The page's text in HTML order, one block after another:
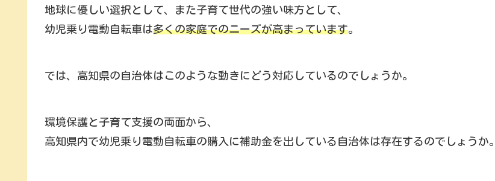
地球に優しい選択として、また子育て世代の強い味方として、
幼児乗り電動自転車は多くの家庭でのニーズが高まっています。
では、高知県の自治体はこのような動きにどう対応しているのでしょうか。
環境保護と子育て支援の両面から、
高知県内で幼児乗り電動自転車の購入に補助金を出している自治体は存在するのでしょうか。